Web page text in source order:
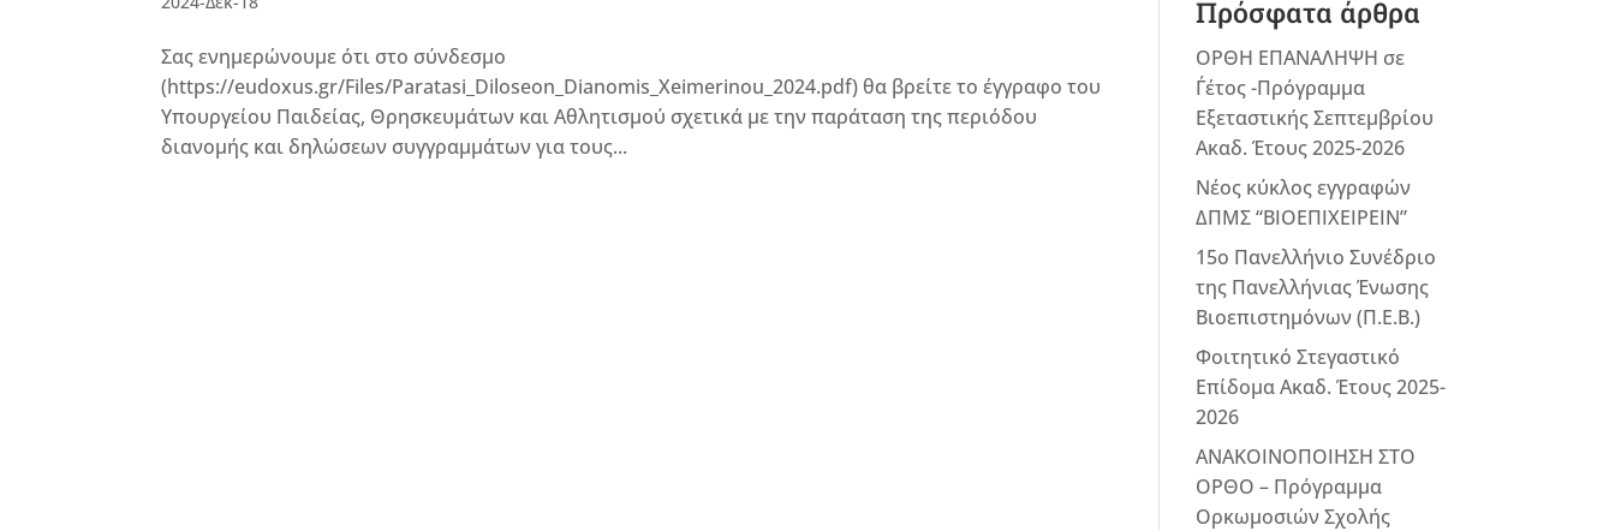
Σας ενημερώνουμε ότι στο σύνδεσμο
(https://eudoxus.gr/Files/Paratasi_Diloseon_Dianomis_Xeimerinou_2024.pdf) θα βρείτε το έγγραφο του
Υπουργείου Παιδείας, Θρησκευμάτων και Αθλητισμού σχετικά με την παράταση της περιόδου
διανομής και δηλώσεων συγγραμμάτων για τους...
Πρόσφατα άρθρα
ΟΡΘΗ ΕΠΑΝΑΛΗΨΗ σε
Γ΄έτος -Πρόγραμμα
Εξεταστικής Σεπτεμβρίου
Ακαδ. Έτους 2025-2026
Νέος κύκλος εγγραφών
ΔΠΜΣ “ΒΙΟΕΠΙΧΕΙΡΕΙΝ”
15ο Πανελλήνιο Συνέδριο
της Πανελλήνιας Ένωσης
Βιοεπιστημόνων (Π.Ε.Β.)
Φοιτητικό Στεγαστικό
Επίδομα Ακαδ. Έτους 2025-
2026
ΑΝΑΚΟΙΝΟΠΟΙΗΣΗ ΣΤΟ
ΟΡΘΟ – Πρόγραμμα
Ορκωμοσιών Σχολής